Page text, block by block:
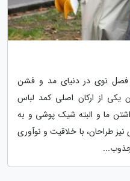
فصل نوی در دنیای مد و فشن
یکی از ارکان اصلی کمد لباس
ما و البته شیک پوشی و به
نیز طراحان، با خلاقیت و نوآوری